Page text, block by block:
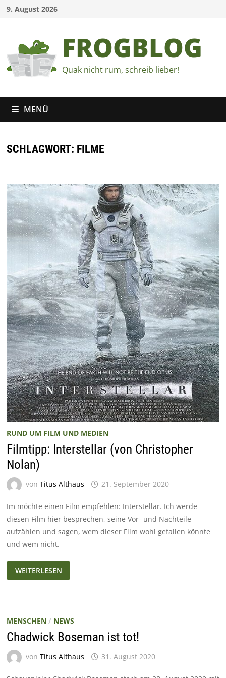
Zum9. August 2026
FROGBLOG
Quak nicht rum, schreib lieber!
MENÜ
SCHLAGWORT: FILME
RUND UM FILM UND MEDIEN
Filmtipp: Interstellar (von Christopher
Nolan)
von Titus Althaus 21. September 2020
Im möchte einen Film empfehlen: Interstellar. Ich werde
diesen Film hier besprechen, seine Vor- und Nachteile
aufzählen und sagen, wem dieser Film wohl gefallen könnte
und wem nicht.
FILMTIPP:
INTERSTELLAR
(VON
WEITERLESEN
MENSCHEN/ NEWS
Chadwick Boseman ist tot!
von Titus Althaus 31. August 2020